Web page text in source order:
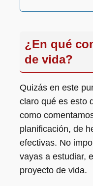
¿En qué
de vida?
Quizás en este
claro qué es esto
como
planificación, de
efectivas. No
vayas a estudiar,
proyecto de vida.